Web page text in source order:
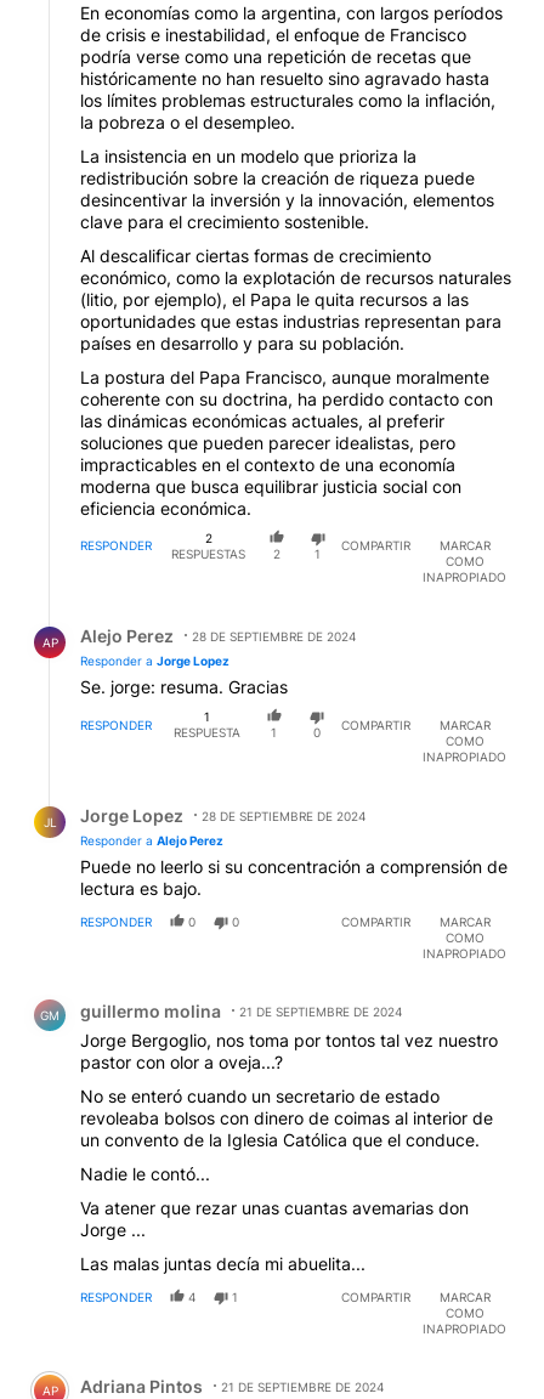
En economías como la argentina, con largos períodos
de crisis e inestabilidad, el enfoque de Francisco
podría verse como una repetición de recetas que
históricamente no han resuelto sino agravado hasta
los límites problemas estructurales como la inflación,
la pobreza o el desempleo.
La insistencia en un modelo que prioriza la
redistribución sobre la creación de riqueza puede
desincentivar la inversión y la innovación, elementos
clave para el crecimiento sostenible.
Al descalificar ciertas formas de crecimiento
económico, como la explotación de recursos naturales
(litio, por ejemplo), el Papa le quita recursos a las
oportunidades que estas industrias representan para
países en desarrollo y para su población.
La postura del Papa Francisco, aunque moralmente
coherente con su doctrina, ha perdido contacto con
las dinámicas económicas actuales, al preferir
soluciones que pueden parecer idealistas, pero
impracticables en el contexto de una economía
moderna que busca equilibrar justicia social con
eficiencia económica.
RESPONDER
2
RESPUESTAS
2 1
COMPARTIR
MARCAR
COMO
INAPROPIADO
AP Alejo Perez
28 DE SEPTIEMBRE DE 2024
Responder a Jorge Lopez
Se. jorge: resuma. Gracias
RESPONDER
1
RESPUESTA
1 0
COMPARTIR
MARCAR
COMO
INAPROPIADO
JL Jorge Lopez
28 DE SEPTIEMBRE DE 2024
Responder a Alejo Perez
Puede no leerlo si su concentración a comprensión de
lectura es bajo.
RESPONDER 0 0 COMPARTIR
MARCAR
COMO
INAPROPIADO
GM guillermo molina 21 DE SEPTIEMBRE DE 2024
Jorge Bergoglio, nos toma por tontos tal vez nuestro
pastor con olor a oveja...?
No se enteró cuando un secretario de estado
revoleaba bolsos con dinero de coimas al interior de
un convento de la Iglesia Católica que el conduce.
Nadie le contó...
Va atener que rezar unas cuantas avemarias don
Jorge ...
Las malas juntas decía mi abuelita...
RESPONDER 4 1 COMPARTIR
MARCAR
COMO
INAPROPIADO
Comentario de Adriana Pintos.
AP Adriana Pintos 21 DE SEPTIEMBRE DE 2024